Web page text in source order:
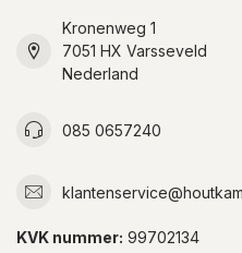
Kronenweg 1
7051 HX Varsseveld
Nederland
085 0657240
KVK nummer: 99702134